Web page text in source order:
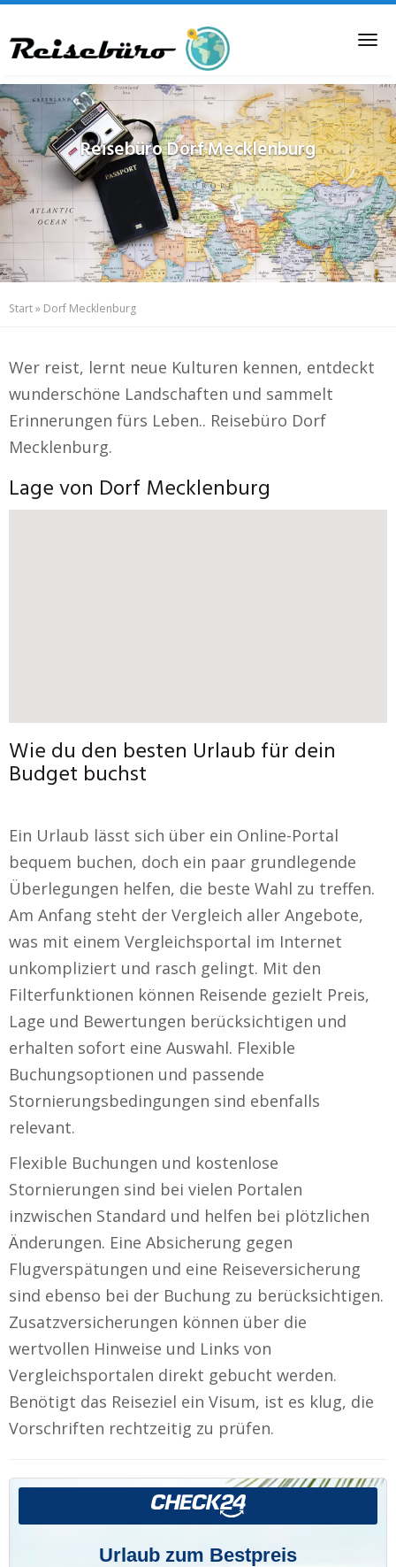
to
main
content
ReisebüroDorf Mecklenburg
Start» Dorf Mecklenburg
Wer reist, lernt neue Kulturen kennen, entdeckt
wunderschöne Landschaften und sammelt
Erinnerungen fürs Leben.. Reisebüro Dorf
Mecklenburg.
Lage von Dorf Mecklenburg
Wie du den besten Urlaub für dein
Budget buchst
Ein Urlaub lässt sich über ein Online-Portal
bequem buchen, doch ein paar grundlegende
Überlegungen helfen, die beste Wahl zu treffen.
Am Anfang steht der Vergleich aller Angebote,
was mit einem Vergleichsportal im Internet
unkompliziert und rasch gelingt. Mit den
Filterfunktionen können Reisende gezielt Preis,
Lage und Bewertungen berücksichtigen und
erhalten sofort eine Auswahl. Flexible
Buchungsoptionen und passende
Stornierungsbedingungen sind ebenfalls
relevant.
Flexible Buchungen und kostenlose
Stornierungen sind bei vielen Portalen
inzwischen Standard und helfen bei plötzlichen
Änderungen. Eine Absicherung gegen
Flugverspätungen und eine Reiseversicherung
sind ebenso bei der Buchung zu berücksichtigen.
Zusatzversicherungen können über die
wertvollen Hinweise und Links von
Vergleichsportalen direkt gebucht werden.
Benötigt das Reiseziel ein Visum, ist es klug, die
Vorschriften rechtzeitig zu prüfen.
Urlaub zum Bestpreis